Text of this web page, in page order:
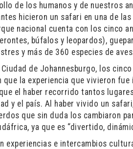
de los humanos y de nuestros
hicieron un safari en una de las
nacional cuenta con los cinco
búfalos y leopardos),
y más de 360 especies de
de Johannesburgo, los
la experiencia que vivieron
el haber recorrido tantos
y el país. Al haber vivido un
que sin duda los cambiaron
ya que es “divertido,
experiencias e intercambios